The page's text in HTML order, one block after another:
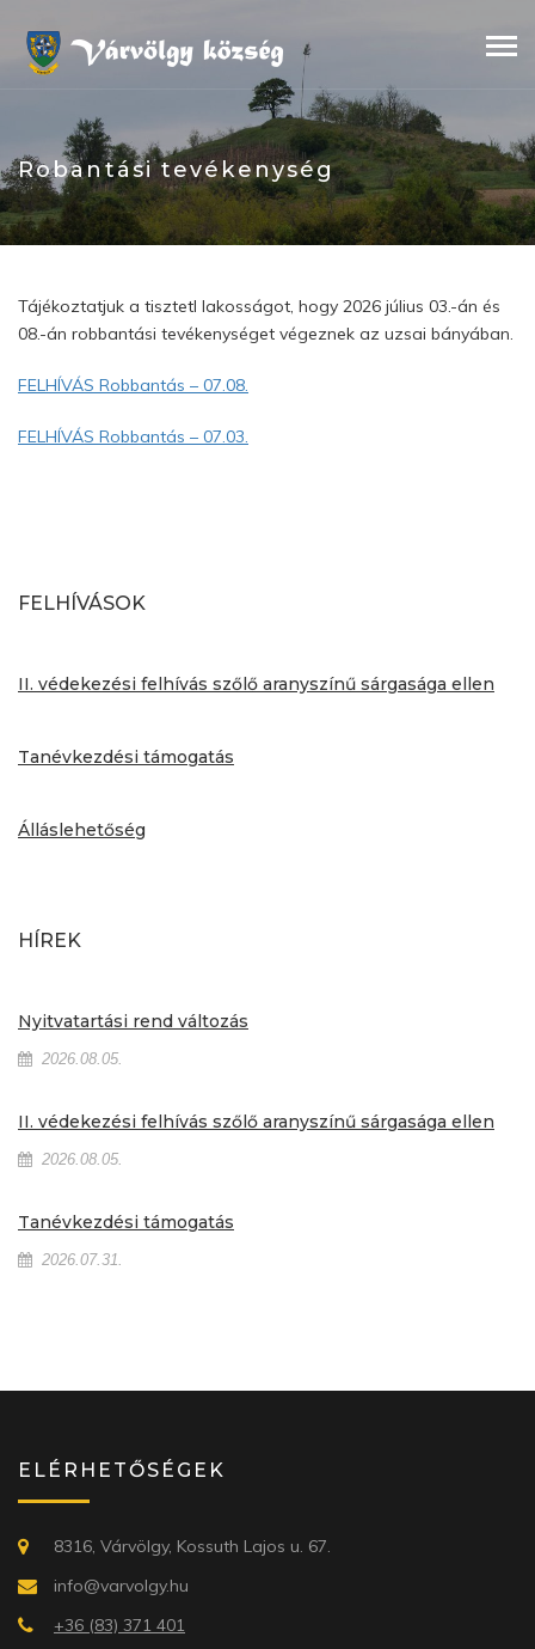
content
Robantási tevékenység
Tájékoztatjuk a tisztetl lakosságot, hogy 2026 július 03.-án és
08.-án robbantási tevékenységet végeznek az uzsai bányában.
FELHÍVÁS Robbantás – 07.08.
FELHÍVÁS Robbantás – 07.03.
FELHÍVÁSOK
II. védekezési felhívás szőlő aranyszínű sárgasága ellen
Tanévkezdési támogatás
Álláslehetőség
HÍREK
Nyitvatartási rend változás
2026.08.05.
II. védekezési felhívás szőlő aranyszínű sárgasága ellen
2026.08.05.
Tanévkezdési támogatás
2026.07.31.
ELÉRHETŐSÉGEK
8316, Várvölgy, Kossuth Lajos u. 67.
info@varvolgy.hu
+36 (83) 371 401